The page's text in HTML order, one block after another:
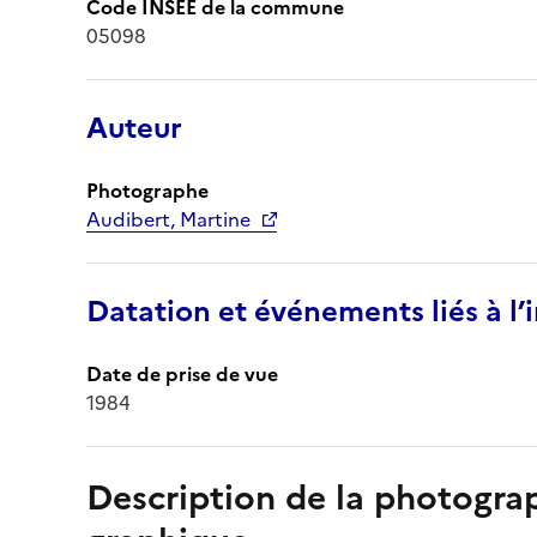
Code INSEE de la commune
05098
Auteur
Photographe
Audibert, Martine
Datation et événements liés à
Date de prise de vue
1984
Description de la